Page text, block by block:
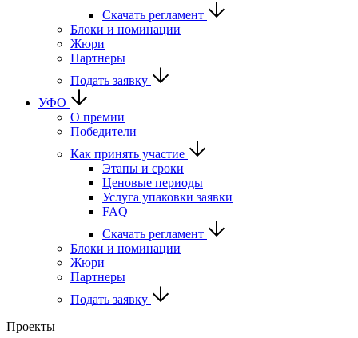
Скачать регламент
Блоки и номинации
Жюри
Партнеры
Подать заявку
УФО
О премии
Победители
Как принять участие
Этапы и сроки
Ценовые периоды
Услуга упаковки заявки
FAQ
Скачать регламент
Блоки и номинации
Жюри
Партнеры
Подать заявку
Проекты